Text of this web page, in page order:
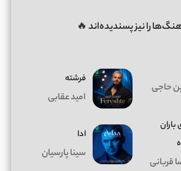
را نیز پسندیده‌اند 🔥
حاجی
فرشته
امید عقابی
باران
قربانی
ادا
سینا پارسیان